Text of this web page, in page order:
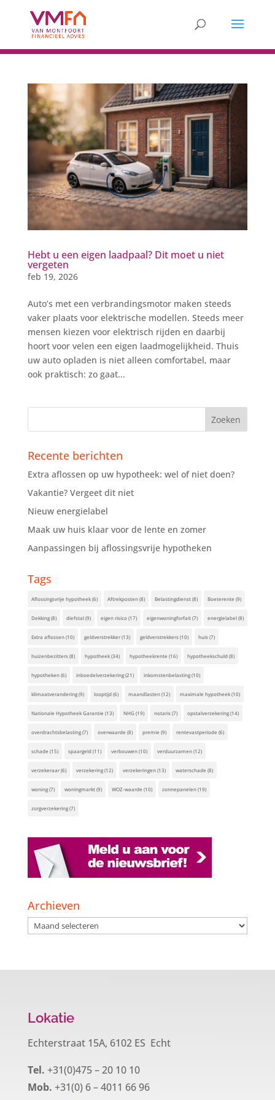
Hebt u een eigen laadpaal? Dit moet u niet
vergeten
feb 19, 2026
Auto’s met een verbrandingsmotor maken steeds
vaker plaats voor elektrische modellen. Steeds meer
mensen kiezen voor elektrisch rijden en daarbij
hoort voor velen een eigen laadmogelijkheid. Thuis
uw auto opladen is niet alleen comfortabel, maar
ook praktisch: zo gaat...
Recente berichten
Extra aflossen op uw hypotheek: wel of niet doen?
Vakantie? Vergeet dit niet
Nieuw energielabel
Maak uw huis klaar voor de lente en zomer
Aanpassingen bij aflossingsvrije hypotheken
Tags
Aflossingsvrije hypotheek(6) Aftrekposten(8) Belastingdienst(8) Boeterente (9)
Dekking(8) diefstal(9) eigen risico(17) eigenwoningforfait(7) energielabel(8)
Extra aflossen(10) geldverstrekker(13) geldverstrekkers(10) huis(7)
huizenbezitters(8) hypotheek(34) hypotheekrente (16) hypotheekschuld(8)
hypotheken(6) inboedelverzekering(21) inkomstenbelasting(10)
klimaatverandering(9) looptijd(6) maandlasten(12) maximale hypotheek(10)
Nationale Hypotheek Garantie (13) NHG(19) notaris(7) opstalverzekering(14)
overdrachtsbelasting(7) overwaarde (8) premie (9) rentevastperiode (6)
schade (15) spaargeld(11) verbouwen(10) verduurzamen(12)
verzekeraar(6) verzekering(12) verzekeringen(13) waterschade (8)
woning(7) woningmarkt(9) WOZ-waarde (10) zonnepanelen(19)
zorgverzekering(7)
Archieven
Archieven
Lokatie
Echterstraat 15A, 6102 ES Echt
Tel. +31(0)475 – 20 10 10
Mob. +31(0) 6 – 4011 66 96